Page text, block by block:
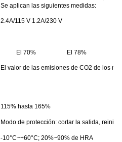
Se aplican las siguientes medidas:
2.4A/115 V 1.2A/230 V
El 70% El 78%
El valor de las emisiones de CO2 de los
115% hasta 165%
Modo de protección: cortar la salida,
-10°C~+60°C; 20%~90% de HRA